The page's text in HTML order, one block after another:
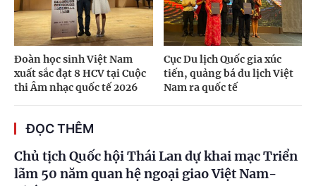
Đoàn học sinh Việt Nam
xuất sắc đạt 8 HCV tại Cuộc
thi Âm nhạc quốc tế 2026
Cục Du lịch Quốc gia xúc
tiến, quảng bá du lịch Việt
Nam ra quốc tế
ĐỌC THÊM
Chủ tịch Quốc hội Thái Lan dự khai mạc Triển
lãm 50 năm quan hệ ngoại giao Việt Nam-